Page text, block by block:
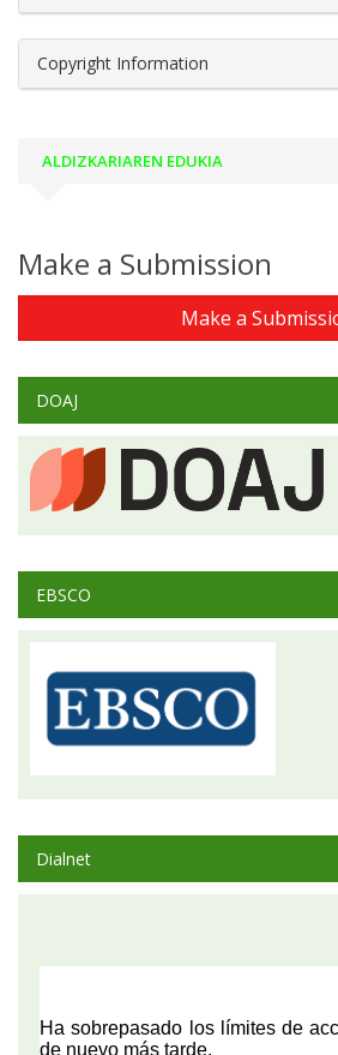
Copyright Information
ALDIZKARIAREN EDUKIA
Make a Submission
Make a
DOAJ
EBSCO
Dialnet